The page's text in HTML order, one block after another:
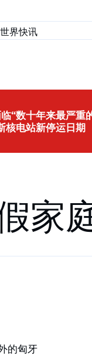
世界快讯
“数十年来最严重
核电站新停运日期
家
的匈牙